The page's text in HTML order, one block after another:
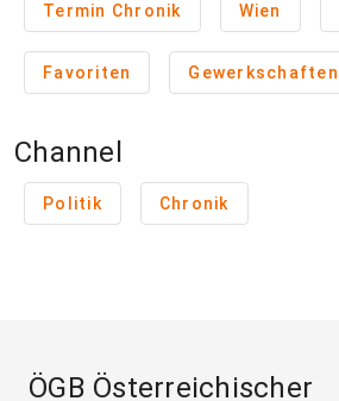
Termin Chronik Wien
Favoriten Gewerkschaften
Channel
Politik Chronik
ÖGB Österreichischer